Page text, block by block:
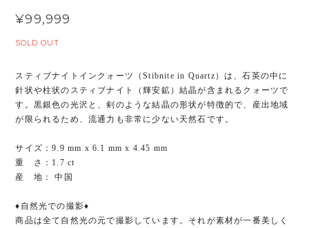
¥99,999
SOLD OUT
スティブナイトインクォーツ（Stibnite in Quartz）は、石英の中に
針状や柱状のスティブナイト（輝安鉱）結晶が含まれるクォーツで
す。黒銀色の光沢と、剣のような結晶の形状が特徴的で、産出地域
が限られるため、流通力も非常に少ない天然石です。
サイズ：9.9 mm x 6.1 mm x 4.45 mm
重 さ：1.7 ct
産 地： 中国
♦︎自然光での撮影♦︎
商品は全て自然光の元で撮影しています。それが素材が一番美しく